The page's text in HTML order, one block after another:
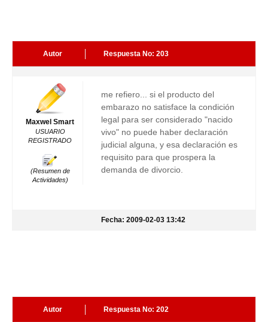
Autor Respuesta No: 203
Maxwel Smart
USUARIO
REGISTRADO
(Resumen de
Actividades)
me refiero... si el producto del
embarazo no satisface la condición
legal para ser considerado "nacido
vivo" no puede haber declaración
judicial alguna, y esa declaración es
requisito para que prospera la
demanda de divorcio.
Fecha: 2009-02-03 13:42
Autor Respuesta No: 202